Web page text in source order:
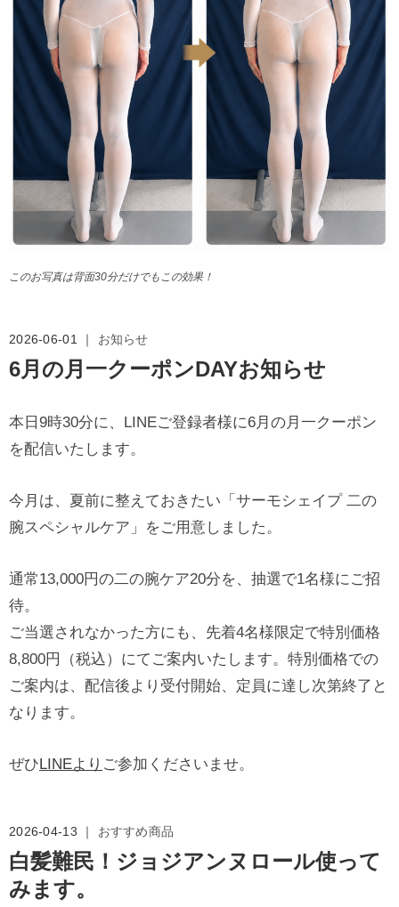
このお写真は背面30分だけでもこの効果！
2026-06-01 ｜ お知らせ
6月の月一クーポンDAYお知らせ
本日9時30分に、LINEご登録者様に6月の月一クーポン
を配信いたします。
今月は、夏前に整えておきたい「サーモシェイプ 二の
腕スペシャルケア」をご用意しました。
通常13,000円の二の腕ケア20分を、抽選で1名様にご招
待。
ご当選されなかった方にも、先着4名様限定で特別価格
8,800円（税込）にてご案内いたします。特別価格での
ご案内は、配信後より受付開始、定員に達し次第終了と
なります。
ぜひLINEより ご参加くださいませ。
2026-04-13 ｜ おすすめ商品
白髪難民！ジョジアンヌロール使って
みます。